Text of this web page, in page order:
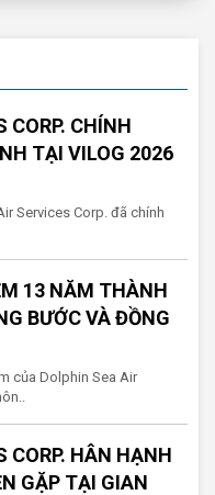
CORP. CHÍNH
TẠI VILOG 2026
Services Corp. đã chính
13 NĂM THÀNH
BƯỚC VÀ ĐỒNG
của Dolphin Sea Air
CORP. HÂN HẠNH
GẶP TẠI GIAN